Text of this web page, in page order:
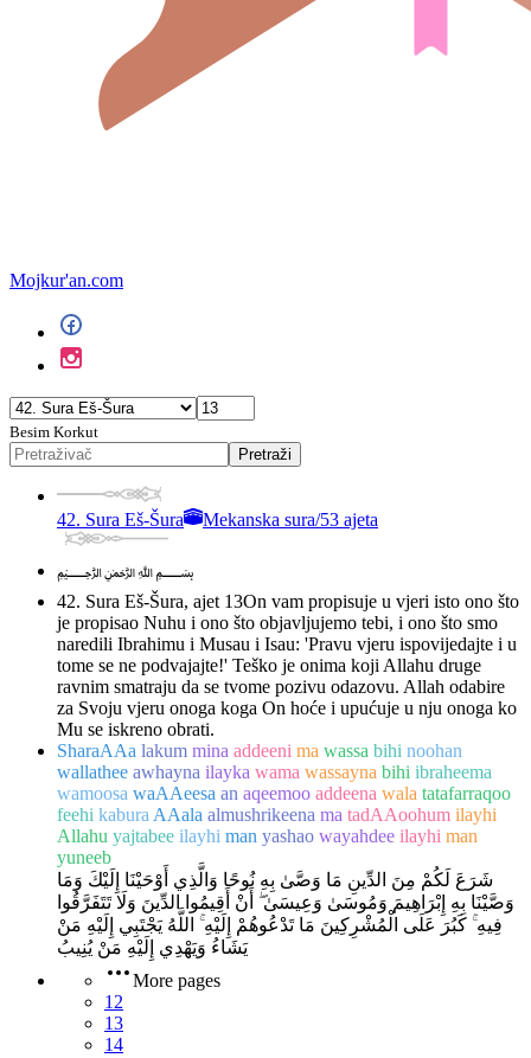
Mojkur'an.com
Besim Korkut
Pretraži
42. Sura Eš-Šura Mekanska sura/53 ajeta
﷽
42. Sura Eš-Šura, ajet 13On vam propisuje u vjeri isto ono što
je propisao Nuhu i ono što objavljujemo tebi, i ono što smo
naredili Ibrahimu i Musau i Isau: 'Pravu vjeru ispovijedajte i u
tome se ne podvajajte!' Teško je onima koji Allahu druge
ravnim smatraju da se tvome pozivu odazovu. Allah odabire
za Svoju vjeru onoga koga On hoće i upućuje u nju onoga ko
Mu se iskreno obrati.
SharaAAa lakum mina addeeni ma wassa bihi noohan
wallathee awhayna ilayka wama wassayna bihi ibraheema
wamoosa waAAeesa an aqeemoo addeena wala tatafarraqoo
feehi kabura AAala almushrikeena ma tadAAoohum ilayhi
Allahu yajtabee ilayhi man yashao wayahdee ilayhi man
yuneeb
شَرَعَ لَكُمْ مِنَ الدِّينِ مَا وَصَّىٰ بِهِ نُوحًا وَالَّذِي أَوْحَيْنَا إِلَيْكَ وَمَا
وَصَّيْنَا بِهِ إِبْرَاهِيمَ وَمُوسَىٰ وَعِيسَىٰ ۖ أَنْ أَقِيمُوا الدِّينَ وَلَا تَتَفَرَّقُوا
فِيهِ ۚ كَبُرَ عَلَى الْمُشْرِكِينَ مَا تَدْعُوهُمْ إِلَيْهِ ۚ اللَّهُ يَجْتَبِي إِلَيْهِ مَنْ
يَشَاءُ وَيَهْدِي إِلَيْهِ مَنْ يُنِيبُ
More pages
12
13
14